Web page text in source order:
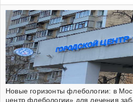
Новые горизонты флебологии: в
центр флебологии» для лечения